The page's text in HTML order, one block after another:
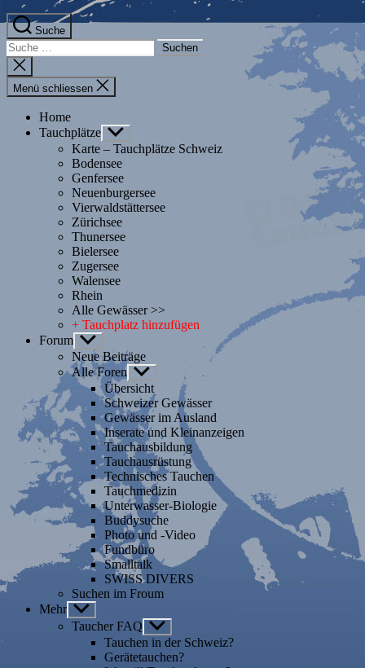
Suche
Suche
nach:
Suche
schliessen
Menü schliessen
Home
Tauchplätze Untermenü
anzeigen
Karte – Tauchplätze Schweiz
Bodensee
Genfersee
Neuenburgersee
Vierwaldstättersee
Zürichsee
Thunersee
Bielersee
Zugersee
Walensee
Rhein
Alle Gewässer >>
+ Tauchplatz hinzufügen
Forum Untermenü
anzeigen
Neue Beiträge
Alle Foren Untermenü
anzeigen
Übersicht
Schweizer Gewässer
Gewässer im Ausland
Inserate und Kleinanzeigen
Tauchausbildung
Tauchausrüstung
Technisches Tauchen
Tauchmedizin
Unterwasser-Biologie
Buddysuche
Photo und -Video
Fundbüro
Smalltalk
SWISS DIVERS
Suchen im Froum
Mehr Untermenü
anzeigen
Taucher FAQ Untermenü
anzeigen
Tauchen in der Schweiz?
Gerätetauchen?